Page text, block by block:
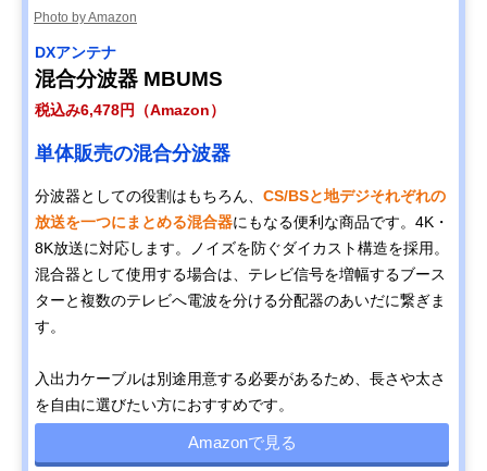
Photo by Amazon
DXアンテナ
混合分波器 MBUMS
税込み6,478円（Amazon）
単体販売の混合分波器
分波器としての役割はもちろん、 CS/BSと地デジそれぞれの
放送を一つにまとめる混合器にもなる便利な商品です。4K・
8K放送に対応します。ノイズを防ぐダイカスト構造を採用。
混合器として使用する場合は、テレビ信号を増幅するブース
ターと複数のテレビへ電波を分ける分配器のあいだに繋ぎま
す。
入出力ケーブルは別途用意する必要があるため、長さや太さ
を自由に選びたい方におすすめです。
Amazonで見る